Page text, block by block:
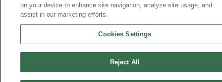
on your device to enhance site navigation, analyze site usage, and
assist in our marketing efforts.
Cookies Settings
Reject All